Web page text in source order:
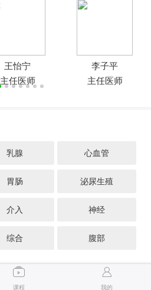
王怡宁
主任医师
李子平
主任医师
乳腺 心血管
胃肠 泌尿生殖
介入 神经
综合 腹部
课程 我的